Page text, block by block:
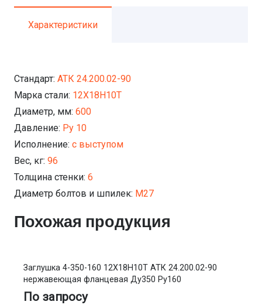
Характеристики
Стандарт: АТК 24.200.02-90
Марка стали: 12Х18Н10Т
Диаметр, мм: 600
Давление: Ру 10
Исполнение: с выступом
Вес, кг: 96
Толщина стенки: 6
Диаметр болтов и шпилек: М27
Похожая продукция
Заглушка 4-350-160 12Х18Н10Т АТК 24.200.02-90
нержавеющая фланцевая Ду350 Ру160
По запросу